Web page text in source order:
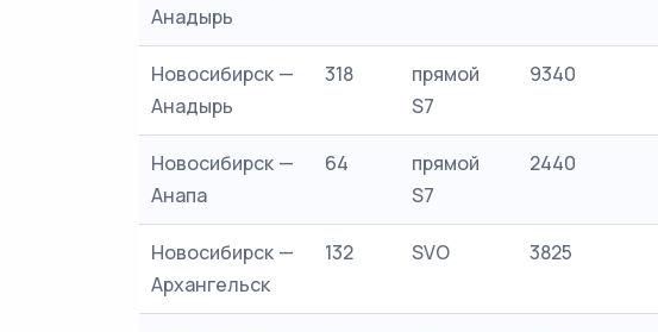
Анадырь
Новосибирск —
Анадырь
318
прямой
S7
9340
Новосибирск —
Анапа
64
прямой
S7
2440
Новосибирск —
Архангельск
132 SVO 3825